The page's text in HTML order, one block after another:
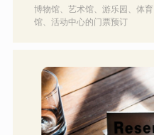
博物馆、艺术馆、游乐园、体育
馆、活动中心的门票预订